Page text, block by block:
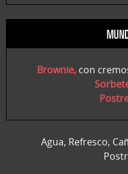
Brownie,con
Agua, Refresco,